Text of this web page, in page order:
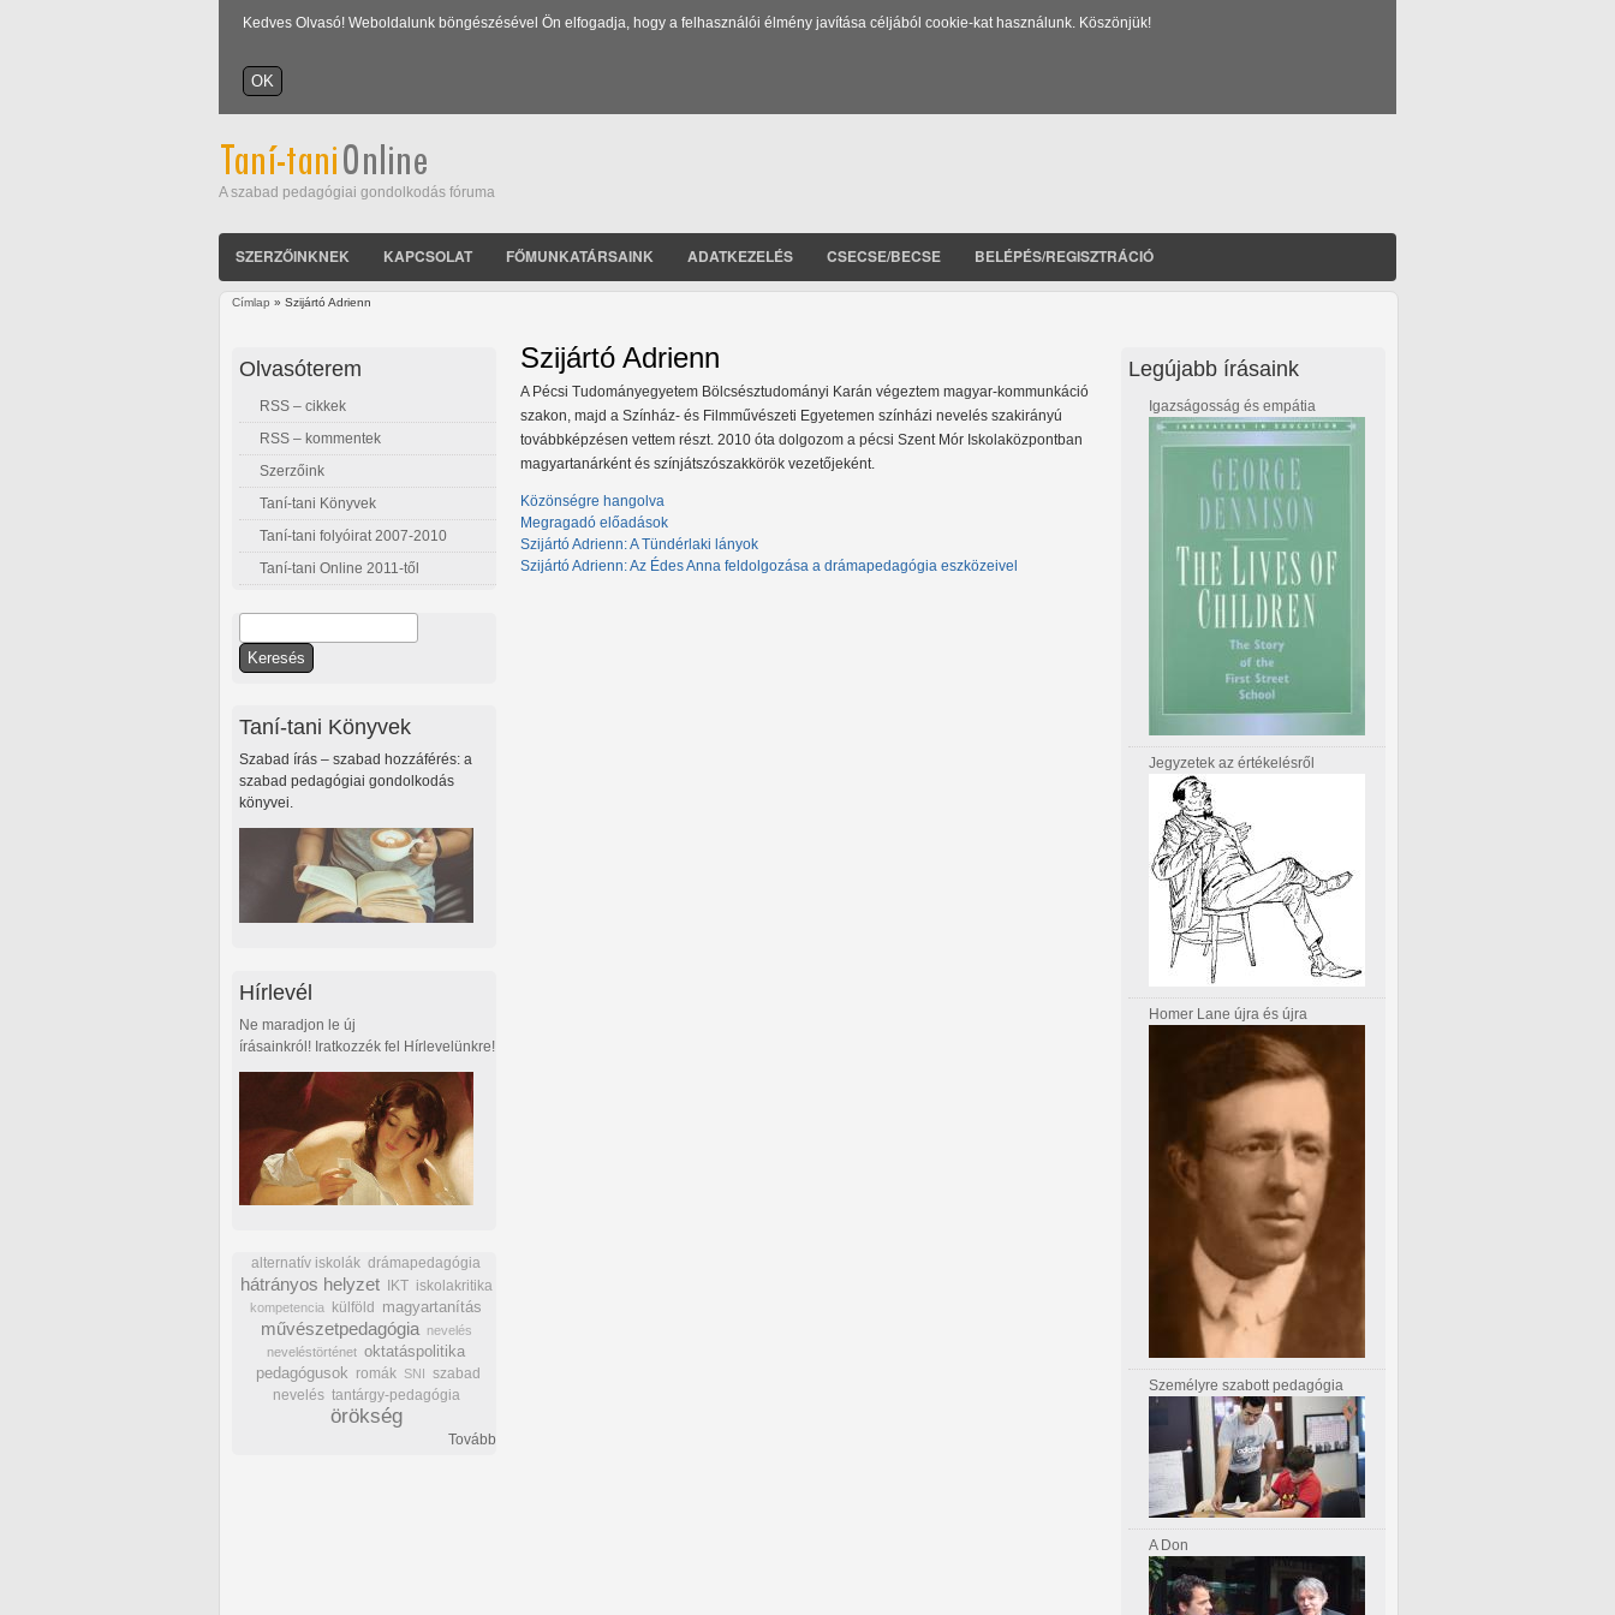
Kedves Olvasó! Weboldalunk böngészésével Ön elfogadja, hogy a felhasználói élmény javítása céljából cookie-kat használunk. Köszönjük!
A szabad pedagógiai gondolkodás fóruma
SZERZŐINKNEK KAPCSOLAT FŐMUNKATÁRSAINK ADATKEZELÉS CSECSE/BECSE BELÉPÉS/REGISZTRÁCIÓ
Címlap » Szijártó Adrienn
Szijártó Adrienn
A Pécsi Tudományegyetem Bölcsésztudományi Karán végeztem magyar-kommunkáció
szakon, majd a Színház- és Filmművészeti Egyetemen színházi nevelés szakirányú
továbbképzésen vettem részt. 2010 óta dolgozom a pécsi Szent Mór Iskolaközpontban
magyartanárként és színjátszószakkörök vezetőjeként.
Közönségre hangolva
Megragadó előadások
Szijártó Adrienn: A Tündérlaki lányok
Szijártó Adrienn: Az Édes Anna feldolgozása a drámapedagógia eszközeivel
Olvasóterem
RSS – cikkek
RSS – kommentek
Szerzőink
Taní-tani Könyvek
Taní-tani folyóirat 2007-2010
Taní-tani Online 2011-től
Keresés űrlap
Taní-tani Könyvek
Szabad írás – szabad hozzáférés: a
szabad pedagógiai gondolkodás
könyvei.
Hírlevél
Ne maradjon le új
írásainkról! Iratkozzék fel Hírlevelünkre!
alternatív iskolák drámapedagógia
hátrányos helyzet IKT iskolakritika
kompetencia külföld magyartanítás
művészetpedagógia
nevelés
neveléstörténet oktatáspolitika
pedagógusok romák SNI szabad
nevelés tantárgy-pedagógia
örökség
Tovább
Legújabb írásaink
Igazságosság és empátia
Jegyzetek az értékelésről
Homer Lane újra és újra
Személyre szabott pedagógia
A Don